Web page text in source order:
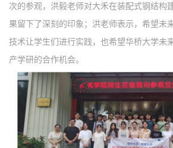
次的参观，洪毅老师对大禾在装配式钢结构
果留下了深刻的印象；洪老师表示，希望未
技术让学生们进行实践，也希望华桥大学未
产学研的合作机会。